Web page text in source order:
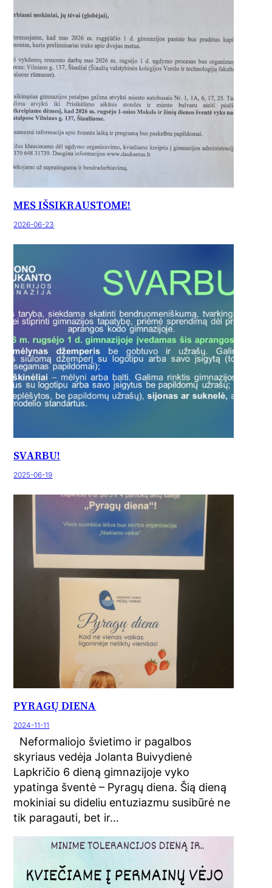
MES IŠSIKRAUSTOME!
2026-06-23
SVARBU!
2025-06-19
PYRAGŲ DIENA
2024-11-11
Neformaliojo švietimo ir pagalbos
skyriaus vedėja Jolanta Buivydienė
Lapkričio 6 dieną gimnazijoje vyko
ypatinga šventė – Pyragų diena. Šią dieną
mokiniai su dideliu entuziazmu susibūrė ne
tik paragauti, bet ir…